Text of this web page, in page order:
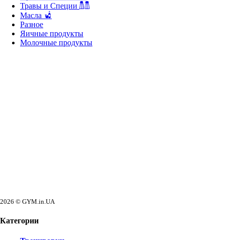
Травы и Специи
Масла
Разное
Яичные продукты
Молочные продукты
2026 © GYM.in.UA
Категории